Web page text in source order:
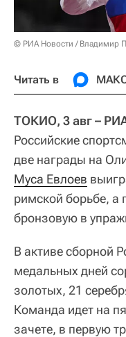
© РИА Новости / Владимир
Читать в
ТОКИО, 3 авг –
Российские
две награды на
Муса Евлоев
римской борьбе, а
бронзовую в
В активе сборной
медальных дней
золотых, 21
Команда идет на
зачете, в первую